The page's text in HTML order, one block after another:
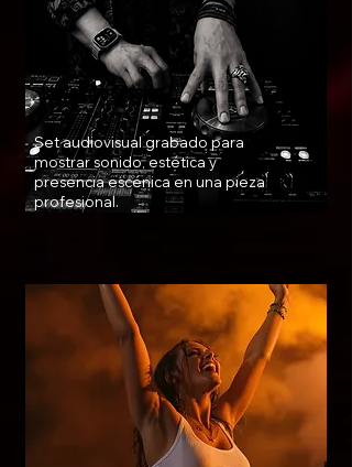
Bluva Live Session
Set audiovisual grabado para
mostrar sonido, estética y
presencia escénica en una pieza
profesional.